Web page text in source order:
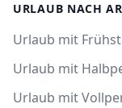
URLAUB NACH
Urlaub mit
Urlaub mit
Urlaub mit